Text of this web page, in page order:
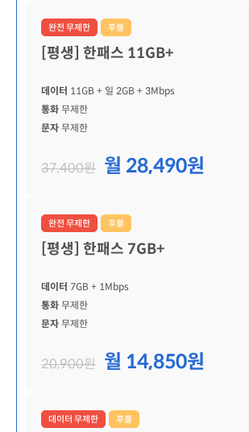
완전 무제한 후불
[평생] 한패스 11GB+
데이터 11GB + 일 2GB + 3Mbps
통화 무제한
문자 무제한
37,400원 월 28,490원
완전 무제한 후불
[평생] 한패스 7GB+
데이터 7GB + 1Mbps
통화 무제한
문자 무제한
20,900원 월 14,850원
데이터 무제한 후불